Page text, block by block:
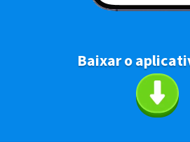
Baixar o